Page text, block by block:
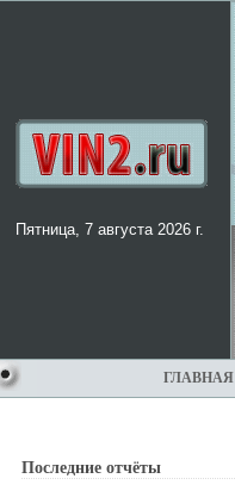
Пятница, 7 августа 2026 г.
ГЛАВНАЯ
Последние отчёты